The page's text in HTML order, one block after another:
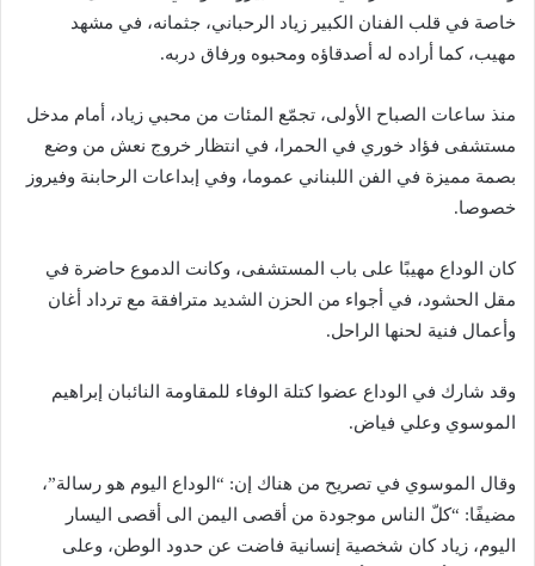
خاصة في قلب الفنان الكبير زياد الرحباني، جثمانه، في مشهد
مهيب، كما أراده له أصدقاؤه ومحبوه ورفاق دربه.
منذ ساعات الصباح الأولى، تجمّع المئات من محبي زياد، أمام مدخل
مستشفى فؤاد خوري في الحمرا، في انتظار خروج نعش من وضع
بصمة مميزة في الفن اللبناني عموما، وفي إبداعات الرحابنة وفيروز
خصوصا.
كان الوداع مهيبًا على باب المستشفى، وكانت الدموع حاضرة في
مقل الحشود، في أجواء من الحزن الشديد مترافقة مع ترداد أغان
وأعمال فنية لحنها الراحل.
وقد شارك في الوداع عضوا كتلة الوفاء للمقاومة النائبان إبراهيم
الموسوي وعلي فياض.
وقال الموسوي في تصريح من هناك إن: “الوداع اليوم هو رسالة”،
مضيفًا: “كلّ الناس موجودة من أقصى اليمن الى أقصى اليسار
اليوم، زياد كان شخصية إنسانية فاضت عن حدود الوطن، وعلى